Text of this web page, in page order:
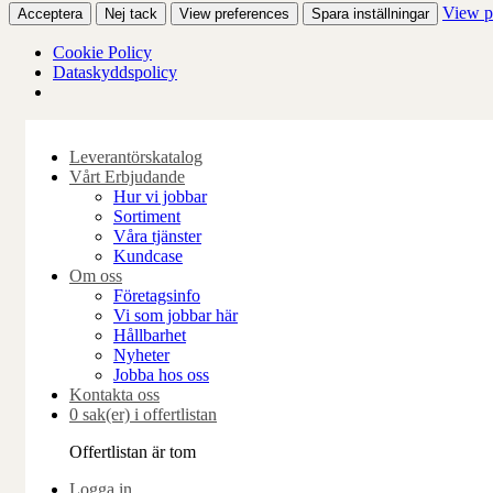
Acceptera Nej tack View preferences Spara inställningar View
Cookie Policy
Dataskyddspolicy
Leverantörskatalog
Vårt Erbjudande
Hur vi jobbar
Sortiment
Våra tjänster
Kundcase
Om oss
Företagsinfo
Vi som jobbar här
Hållbarhet
Nyheter
Jobba hos oss
Kontakta oss
0 sak(er) i offertlistan
Offertlistan är tom